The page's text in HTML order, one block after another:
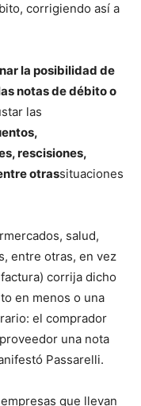
corrigiendo así a
la posibilidad de
notas de débito o
las
rescisiones,
otrassituaciones
salud,
entre otras, en vez
corrija dicho
en menos o una
el comprador
una nota
Passarelli.
que llevan